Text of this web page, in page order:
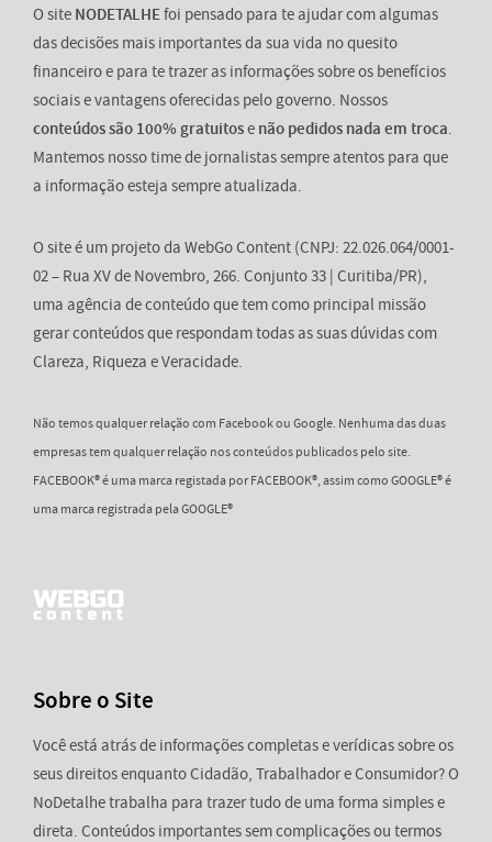
O site NODETALHEfoi pensado para te ajudar com algumas
das decisões mais importantes da sua vida no quesito
financeiro e para te trazer as informações sobre os benefícios
sociais e vantagens oferecidas pelo governo. Nossos
conteúdos são 100% gratuitose não pedidos nada em troca.
Mantemos nosso time de jornalistas sempre atentos para que
a informação esteja sempre atualizada.
O site é um projeto da WebGo Content (CNPJ: 22.026.064/0001-
02 – Rua XV de Novembro, 266. Conjunto 33 | Curitiba/PR),
uma agência de conteúdo que tem como principal missão
gerar conteúdos que respondam todas as suas dúvidas com
Clareza, Riqueza e Veracidade.
Não temos qualquer relação com Facebook ou Google. Nenhuma das duas
empresas tem qualquer relação nos conteúdos publicados pelo site.
FACEBOOK® é uma marca registada por FACEBOOK®, assim como GOOGLE® é
uma marca registrada pela GOOGLE®
Sobre o Site
Você está atrás de informações completas e verídicas sobre os
seus direitos enquanto Cidadão, Trabalhador e Consumidor? O
NoDetalhe trabalha para trazer tudo de uma forma simples e
direta. Conteúdos importantes sem complicações ou termos